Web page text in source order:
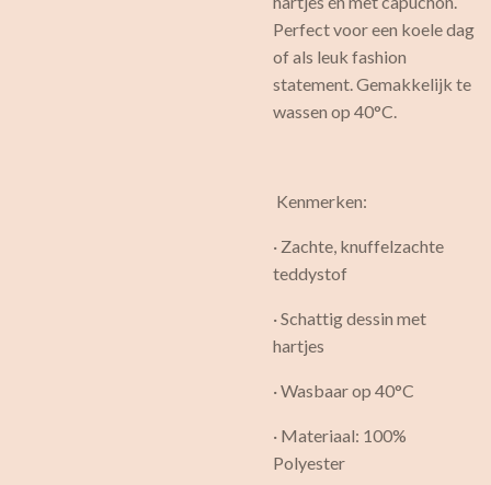
Perfect voor een koele dag
of als leuk fashion
statement. Gemakkelijk te
wassen op 40°C.
Kenmerken:
· Zachte, knuffelzachte
teddystof
· Schattig dessin met
hartjes
· Wasbaar op 40°C
· Materiaal: 100%
Polyester